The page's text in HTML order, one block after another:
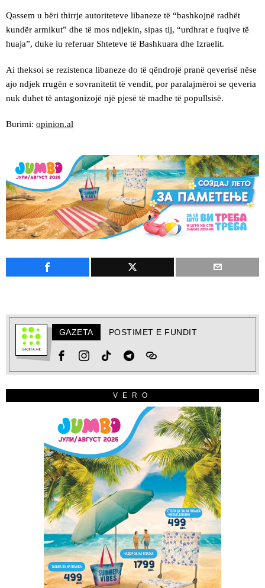
Qassem u bëri thirrje autoriteteve libaneze të “bashkojnë radhët
kundër armikut” dhe të mos ndjekin, sipas tij, “urdhrat e fuqive të
huaja”, duke iu referuar Shteteve të Bashkuara dhe Izraelit.
Ai theksoi se rezistenca libaneze do të qëndrojë pranë qeverisë nëse
ajo ndjek rrugën e sovranitetit të vendit, por paralajmëroi se qeveria
nuk duhet të antagonizojë një pjesë të madhe të popullsisë.
Burimi: opinion.al
GAZETA POSTIMET E FUNDIT
VERO